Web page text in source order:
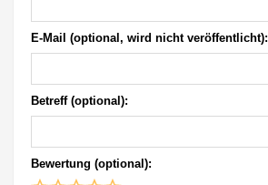
E-Mail (optional, wird nicht veröffentlicht):
Betreff (optional):
Bewertung (optional):